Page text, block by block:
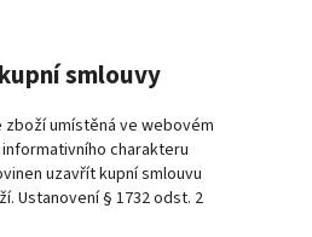
smlouvy
umístěná ve webovém
charakteru
uzavřít kupní smlouvu
Ustanovení § 1732 odst. 2